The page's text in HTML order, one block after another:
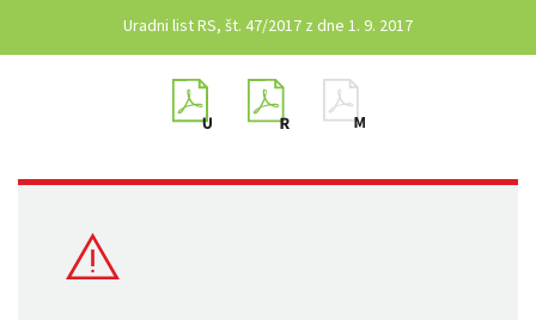
Uradni list RS, št. 47/2017 z dne 1. 9. 2017